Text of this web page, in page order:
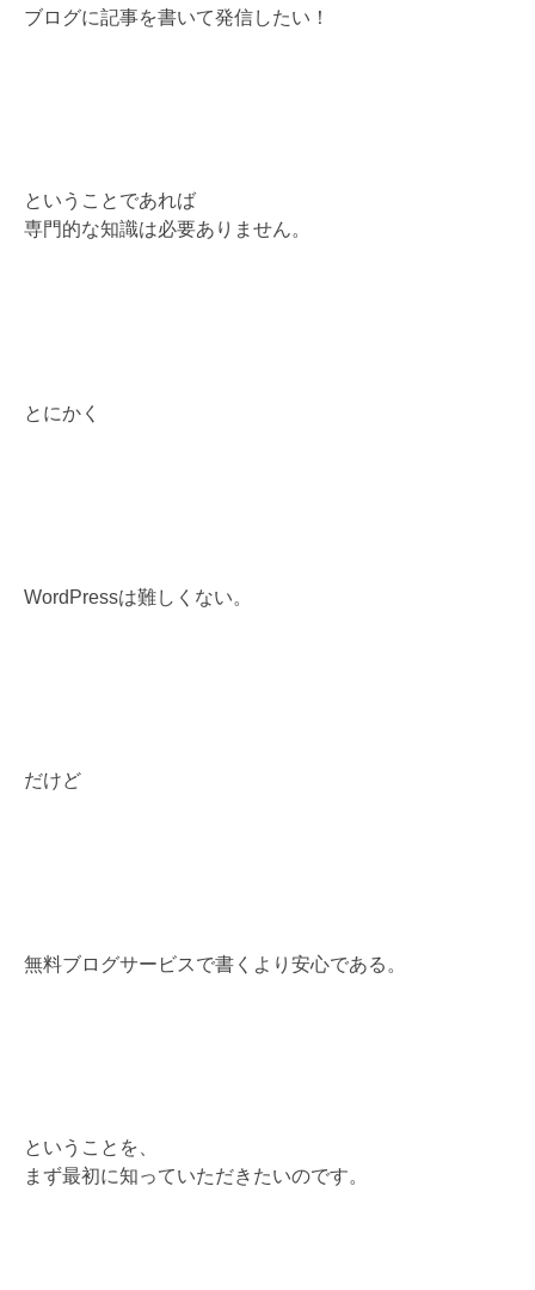
ブログに記事を書いて発信したい！
ということであれば
専門的な知識は必要ありません。
とにかく
WordPressは難しくない。
だけど
無料ブログサービスで書くより安心である。
ということを、
まず最初に知っていただきたいのです。